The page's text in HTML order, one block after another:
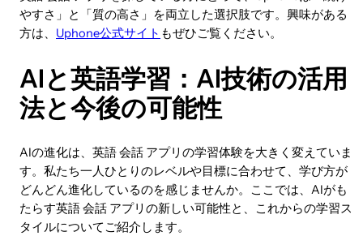
やすさ」と「質の高さ」を両立した選択肢です。興味がある
方は、 Uphone公式サイト もぜひご覧ください。
AIと英語学習：AI技術の活用
法と今後の可能性
AIの進化は、英語 会話 アプリの学習体験を大きく変えていま
す。私たち一人ひとりのレベルや目標に合わせて、学び方が
どんどん進化しているのを感じませんか。ここでは、AIがも
たらす英語 会話 アプリの新しい可能性と、これからの学習ス
タイルについてご紹介します。